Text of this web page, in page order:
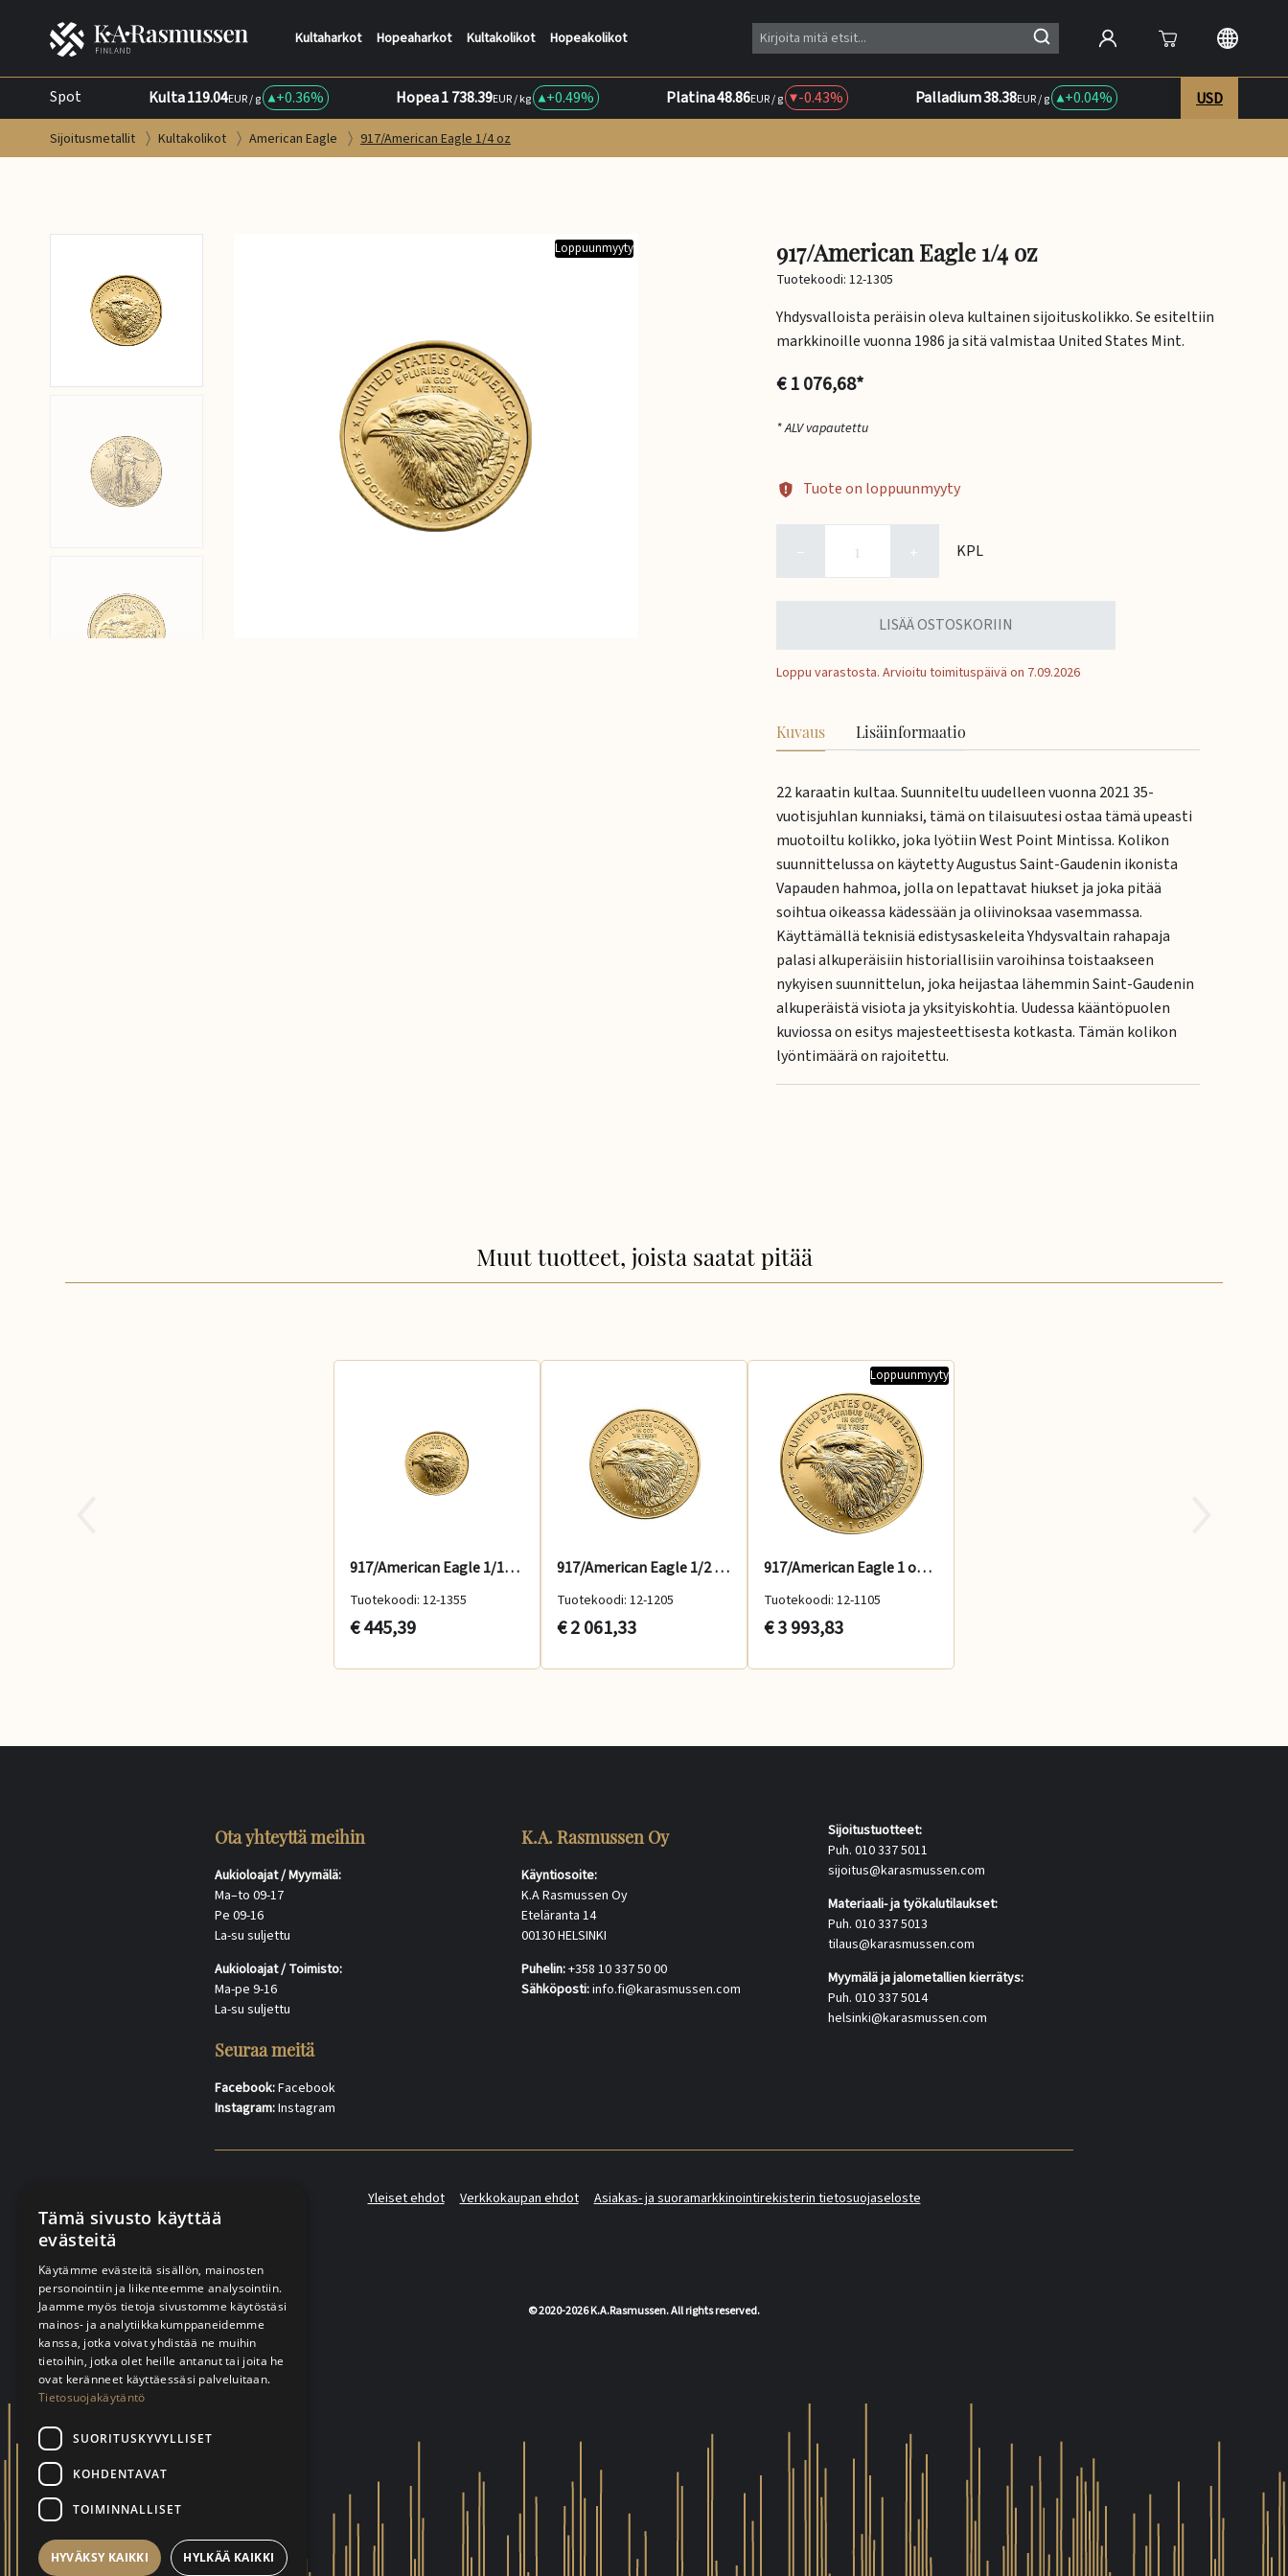
Kultaharkot Hopeaharkot Kultakolikot Hopeakolikot
Spot Kulta119.04EUR / g +0.36% Hopea1 738.39EUR / kg +0.49% Platina48.86EUR / g -0.43% Palladium38.38EUR / g +0.04% USD
Sijoitusmetallit Kultakolikot American Eagle 917/American Eagle 1/4 oz
Loppuunmyyty 917/American Eagle 1/4 oz
Tuotekoodi: 12-1305
Yhdysvalloista peräisin oleva kultainen sijoituskolikko. Se esiteltiin
markkinoille vuonna 1986 ja sitä valmistaa United States Mint.
€ 1 076,68*
* ALV vapautettu
Tuote on loppuunmyyty
− + KPL
LISÄÄ OSTOSKORIIN
Loppu varastosta. Arvioitu toimituspäivä on 7.09.2026
Kuvaus
22 karaatin kultaa. Suunniteltu uudelleen vuonna 2021 35-
vuotisjuhlan kunniaksi, tämä on tilaisuutesi ostaa tämä upeasti
muotoiltu kolikko, joka lyötiin West Point Mintissa. Kolikon
suunnittelussa on käytetty Augustus Saint-Gaudenin ikonista
Vapauden hahmoa, jolla on lepattavat hiukset ja joka pitää
soihtua oikeassa kädessään ja oliivinoksaa vasemmassa.
Käyttämällä teknisiä edistysaskeleita Yhdysvaltain rahapaja
palasi alkuperäisiin historiallisiin varoihinsa toistaakseen
nykyisen suunnittelun, joka heijastaa lähemmin Saint-Gaudenin
alkuperäistä visiota ja yksityiskohtia. Uudessa kääntöpuolen
kuviossa on esitys majesteettisesta kotkasta. Tämän kolikon
lyöntimäärä on rajoitettu.
Lisäinformaatio
Muut tuotteet, joista saatat pitää
917/American Eagle 1/10 Oz 2025
Tuotekoodi: 12-1355
€ 445,39
917/American Eagle 1/2 oz 2026
Tuotekoodi: 12-1205
€ 2 061,33
Loppuunmyyty
917/American Eagle 1 oz 2026
Tuotekoodi: 12-1105
€ 3 993,83
Ota yhteyttä meihin
Aukioloajat / Myymälä:
Ma–to 09-17
Pe 09-16
La-su suljettu
Aukioloajat / Toimisto:
Ma-pe 9-16
La-su suljettu
Seuraa meitä
Facebook:Facebook
Instagram:Instagram
K.A. Rasmussen Oy
Käyntiosoite:
K.A Rasmussen Oy
Eteläranta 14
00130 HELSINKI
Puhelin:+358 10 337 50 00
Sähköposti:info.fi@karasmussen.com
Sijoitustuotteet:
Puh. 010 337 5011
sijoitus@karasmussen.com
Materiaali- ja työkalutilaukset:
Puh. 010 337 5013
tilaus@karasmussen.com
Myymälä ja jalometallien kierrätys:
Puh. 010 337 5014
helsinki@karasmussen.com
Yleiset ehdot Verkkokaupan ehdot Asiakas- ja suoramarkkinointirekisterin tietosuojaseloste
© 2020-2026 K.A.Rasmussen. All rights reserved.
Tämä sivusto käyttää
evästeitä
Käytämme evästeitä sisällön, mainosten
personointiin ja liikenteemme analysointiin.
Jaamme myös tietoja sivustomme käytöstäsi
mainos- ja analytiikkakumppaneidemme
kanssa, jotka voivat yhdistää ne muihin
tietoihin, jotka olet heille antanut tai joita he
ovat keränneet käyttäessäsi palveluitaan.
Tietosuojakäytäntö
SUORITUSKYVYLLISET
KOHDENTAVAT
TOIMINNALLISET
HYVÄKSY KAIKKI HYLKÄÄ KAIKKI